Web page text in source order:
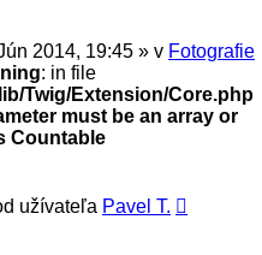
2014, 19:45 » v Fotografie
: in file
Twig/Extension/Core.php
must be an array or
Countable
užívateľa Pavel T.